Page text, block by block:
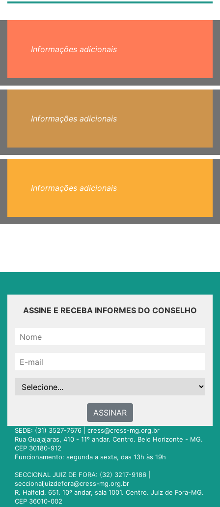
Informações adicionais
Informações adicionais
Informações adicionais
ASSINE E RECEBA INFORMES DO CONSELHO
ASSINAR
SEDE: (31) 3527-7676 | cress@cress-mg.org.br
Rua Guajajaras, 410 - 11º andar. Centro. Belo Horizonte - MG.
CEP 30180-912
Funcionamento: segunda a sexta, das 13h às 19h
SECCIONAL JUIZ DE FORA: (32) 3217-9186 |
seccionaljuizdefora@cress-mg.org.br
R. Halfeld, 651. 10º andar, sala 1001. Centro. Juiz de Fora-MG.
CEP 36010-002